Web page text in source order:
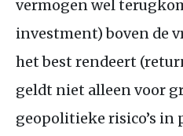
vermogen wel
investment) boven de
het best rendeert
geldt niet alleen voor
geopolitieke risico’s in